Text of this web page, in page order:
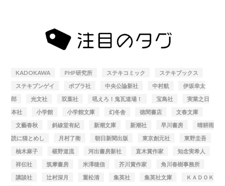
KADOKAWA PHP研究所 ステキコミック
ステキブックス
ステキブンゲイ
ポプラ社 中央公論新社 中村航
伊坂幸太
郎
光文社 双葉社 吼えろ！鬼瓦道場！ 宝島社
実業之日
本社
小学館 小学館文庫 幻冬舎 徳間書店
文春文庫
文藝春秋
斜線堂有紀 新潮文庫 新潮社 早川書房
晴耕雨
読に猫とめし
月村了衛 朝日新聞出版 東京創元社
東野圭吾
柚木麻子
椹野道流 河出書房新社 直木賞作家
知念実希人
祥伝社
筑摩書房 米澤穂信 芥川賞作家
角川春樹事務所
講談社
辻村深月 重松清 集英社 集英社文庫
ＫＡＤＯＫ